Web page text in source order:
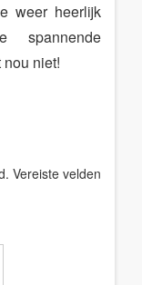
weer heerlijk
spannende
niet!
Vereiste velden